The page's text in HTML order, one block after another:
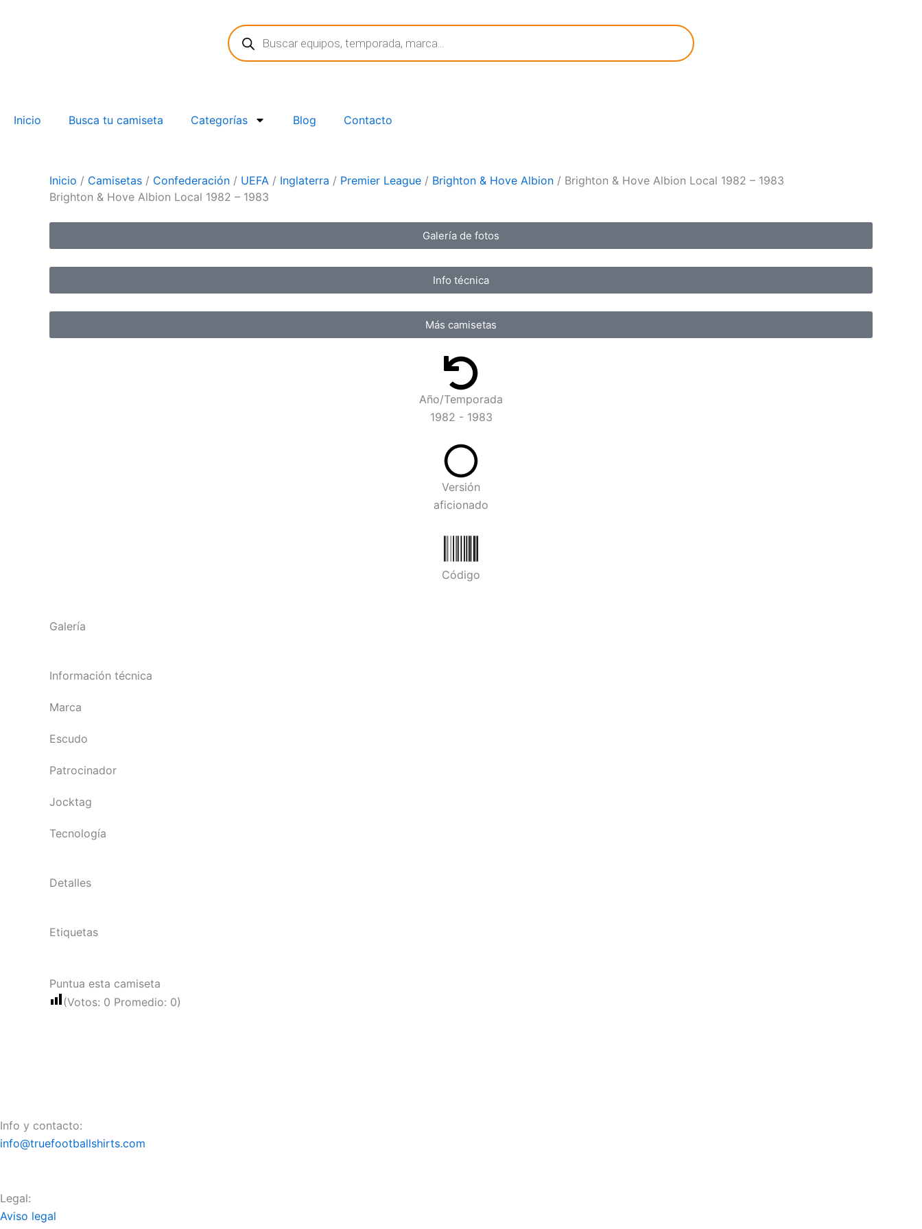
Búsqueda
de
productos
Inicio Busca tu camiseta Categorías Blog Contacto
Inicio / Camisetas / Confederación / UEFA / Inglaterra / Premier League / Brighton & Hove Albion / Brighton & Hove Albion Local 1982 – 1983
Brighton & Hove Albion Local 1982 – 1983
Galería de fotos
Info técnica
Más camisetas
Año/Temporada
1982 - 1983
Versión
aficionado
Código
Galería
Información técnica
Marca
Escudo
Patrocinador
Jocktag
Tecnología
Detalles
Etiquetas
Puntua esta camiseta
(Votos: 0 Promedio: 0)
Info y contacto:
info@truefootballshirts.com
Legal:
Aviso legal